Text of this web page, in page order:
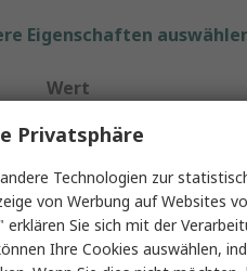
Eigenschaften
Wert
RS PRO
Innensechskantschraube
M4
Privatsphäre
Technologien zur
von Werbung auf Websites
erklären Sie sich mit der
Ihre Cookies auswählen,